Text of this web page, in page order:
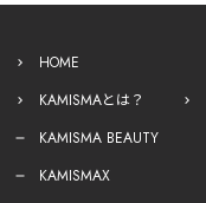
HOME
KAMISMAとは？
KAMISMA BEAUTY
KAMISMAX